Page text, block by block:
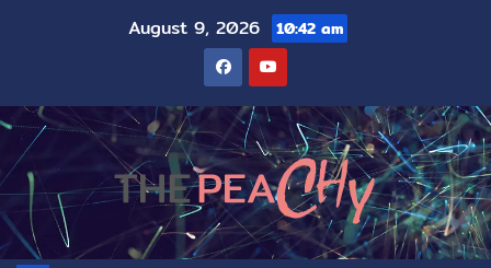
August 9, 2026 10:42 am